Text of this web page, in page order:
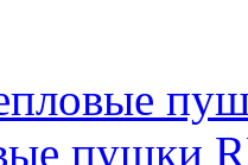
пушки